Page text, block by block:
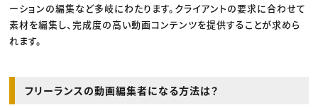
ーションの編集など多岐にわたります。クライアントの要求に合わせて
素材を編集し、完成度の高い動画コンテンツを提供することが求めら
れます。
フリーランスの動画編集者になる方法は？